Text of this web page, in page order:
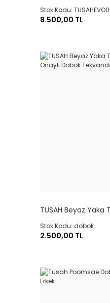
Stok Kodu:
8.500,00 TL
TUSAH Beyaz Yaka
Stok Kodu: dobok
2.500,00 TL